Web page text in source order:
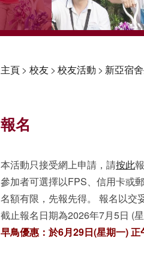
主頁> 校友> 校友活動 > 新亞宿
報名
本活動只接受網上申請，請按此
參加者可選擇以FPS、信用卡或
名額有限，先報先得。 報名以交
截止報名日期為2026年7月5日 (星
早鳥優惠：於6月29日(星期一)